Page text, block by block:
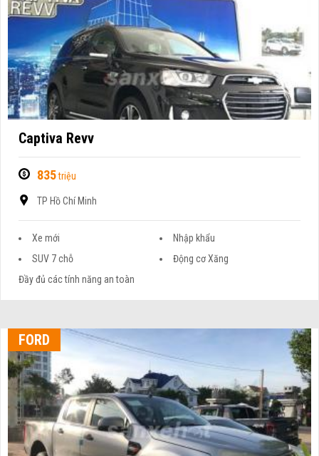
Captiva Revv
835triệu
TP Hồ Chí Minh
Xe mới
Nhập khẩu
SUV 7 chỗ
Động cơ Xăng
Đầy đủ các tính năng an toàn
FORD